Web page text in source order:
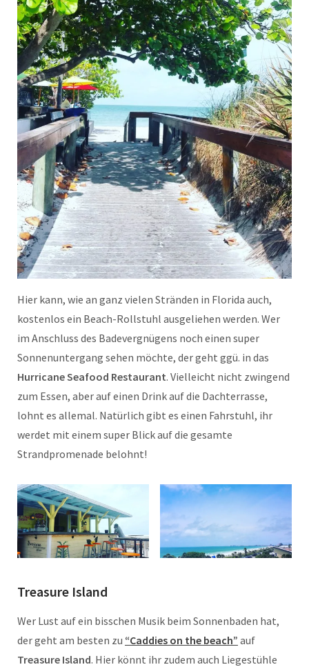
Hier kann, wie an ganz vielen Stränden in Florida auch,
kostenlos ein Beach-Rollstuhl ausgeliehen werden. Wer
im Anschluss des Badevergnügens noch einen super
Sonnenuntergang sehen möchte, der geht ggü. in das
Hurricane Seafood Restaurant. Vielleicht nicht zwingend
zum Essen, aber auf einen Drink auf die Dachterrasse,
lohnt es allemal. Natürlich gibt es einen Fahrstuhl, ihr
werdet mit einem super Blick auf die gesamte
Strandpromenade belohnt!
Treasure Island
Wer Lust auf ein bisschen Musik beim Sonnenbaden hat,
der geht am besten zu “Caddies on the beach” auf
Treasure Island. Hier könnt ihr zudem auch Liegestühle